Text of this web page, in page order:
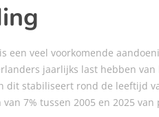
een veel voorkomende
jaarlijks last hebben
dit stabiliseert rond de leeftijd
7% tussen 2005 en 2025